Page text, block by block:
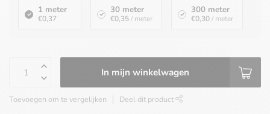
1 meter
€0,37
30 meter
€0,35/ meter
300 meter
€0,30/ meter
In mijn winkelwagen
Toevoegen om te vergelijken Deel dit product